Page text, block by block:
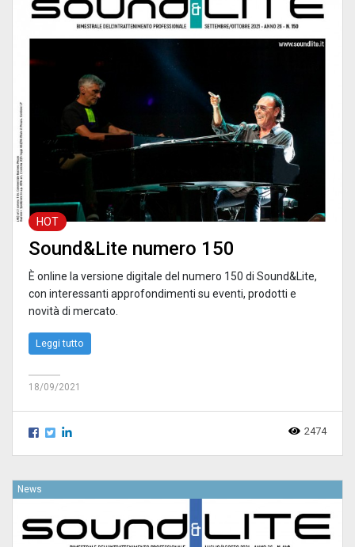
HOT
Sound&Lite numero 150
È online la versione digitale del numero 150 di Sound&Lite,
con interessanti approfondimenti su eventi, prodotti e
novità di mercato.
Leggi tutto
18/09/2021
2474
News